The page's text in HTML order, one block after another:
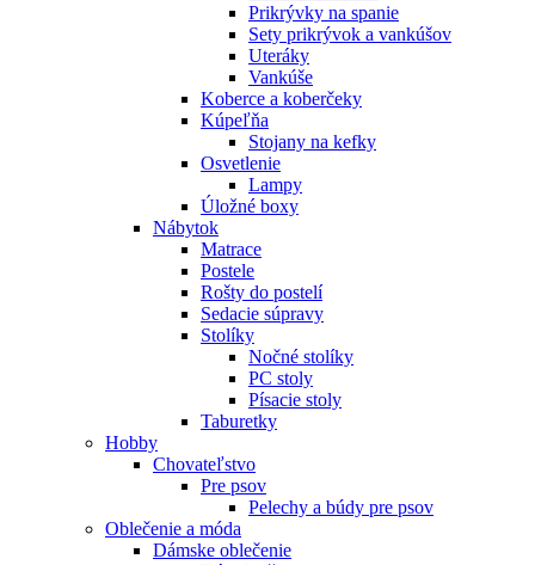
Prikrývky na spanie
Sety prikrývok a vankúšov
Uteráky
Vankúše
Koberce a koberčeky
Kúpeľňa
Stojany na kefky
Osvetlenie
Lampy
Úložné boxy
Nábytok
Matrace
Postele
Rošty do postelí
Sedacie súpravy
Stolíky
Nočné stolíky
PC stoly
Písacie stoly
Taburetky
Hobby
Chovateľstvo
Pre psov
Pelechy a búdy pre psov
Oblečenie a móda
Dámske oblečenie